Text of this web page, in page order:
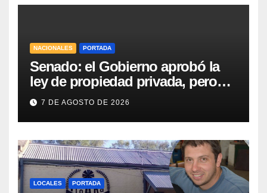
NACIONALES PORTADA
Senado: el Gobierno aprobó la
ley de propiedad privada, pero
tuvo que quitar otro capítulo
7 DE AGOSTO DE 2026
LOCALES PORTADA